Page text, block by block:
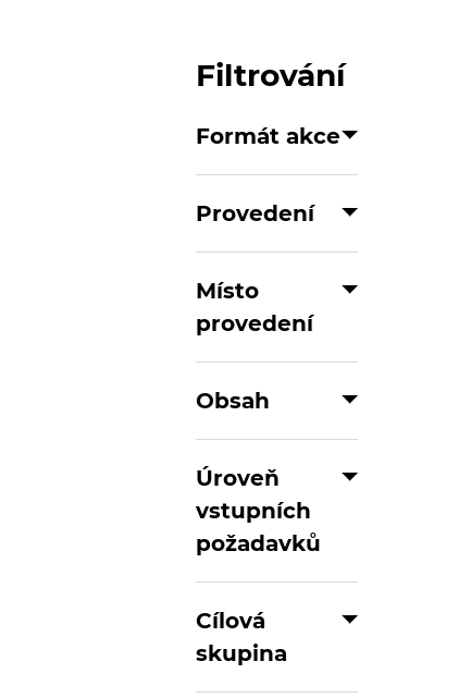
Filtrování
Formát akce
Provedení
Místo
provedení
Obsah
Úroveň
vstupních
požadavků
Cílová
skupina